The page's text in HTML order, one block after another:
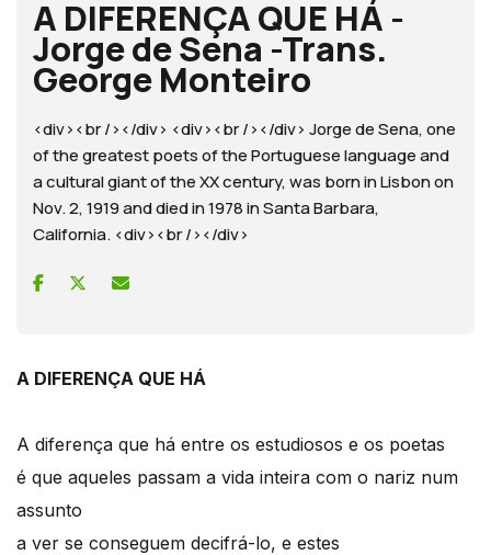
A DIFERENÇA QUE HÁ -
Jorge de Sena -Trans.
George Monteiro
<div><br /></div> <div><br /></div> Jorge de Sena, one
of the greatest poets of the Portuguese language and
a cultural giant of the XX century, was born in Lisbon on
Nov. 2, 1919 and died in 1978 in Santa Barbara,
California. <div><br /></div>
A DIFERENÇA QUE HÁ
A diferença que há entre os estudiosos e os poetas
é que aqueles passam a vida inteira com o nariz num
assunto
a ver se conseguem decifrá-lo, e estes